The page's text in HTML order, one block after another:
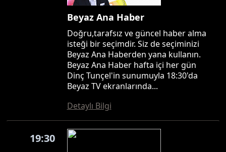
Beyaz Ana Haber
Doğru,tarafsız ve güncel haber alma
isteği bir seçimdir. Siz de seçiminizi
Beyaz Ana Haberden yana kullanın.
Beyaz Ana Haber hafta içi her gün
Dinç Tunçel'in sunumuyla 18:30'da
Beyaz TV ekranlarında...
Detaylı Bilgi
19:30